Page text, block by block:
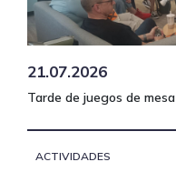
21.07.2026
Tarde de juegos de mesa
ACTIVIDADES